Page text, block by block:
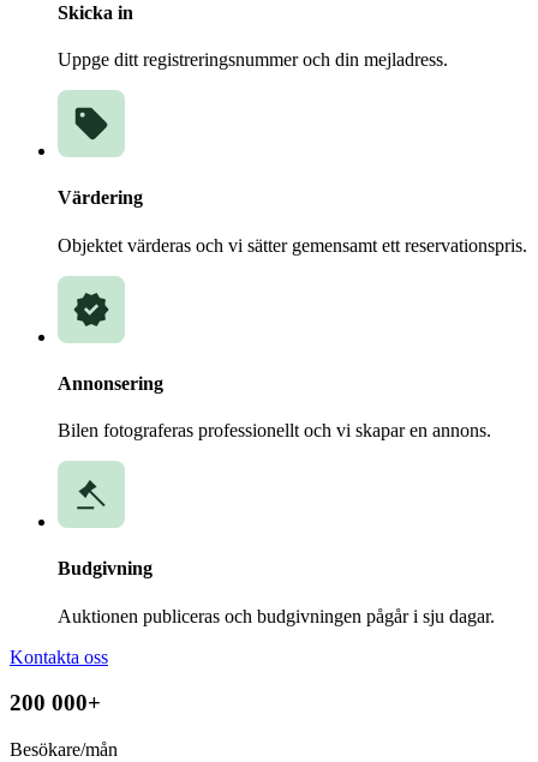
Skicka in
Uppge ditt registreringsnummer och din mejladress.
Värdering
Objektet värderas och vi sätter gemensamt ett reservationspris.
Annonsering
Bilen fotograferas professionellt och vi skapar en annons.
Budgivning
Auktionen publiceras och budgivningen pågår i sju dagar.
Kontakta oss
200 000+
Besökare/mån